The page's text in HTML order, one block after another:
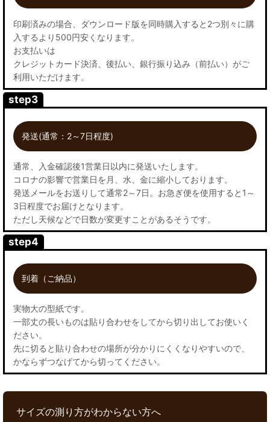
印刷済みの場合、ダウンロード版を同時購入すると2つ別々に購
入するより500円安くなります。
お支払いは
クレジットカード決済、後払い、銀行振り込み（前払い）がご
利用いただけます。
step3
発送(通常：2～7日程度)
通常、入金確認後1営業日以内に発送いたします。
コロナの影響で営業日を月、水、金に縮小しております。
発送メールをお送りして通常2～7日。お急ぎ便を使用すると1～
3日程度でお届けとなります。
ただし天候などで日数が変更すことがあるそうです。
step4
到着（ご納品）
実物大の型紙です。
一部丈の長いものは貼り合わせをしてから切り出してお使いく
ださい。
先に切ると貼り合わせの場所が分かりにくくなりやすいので、
かならずつなげてから切ってください。
サイズの測り方がわからない方へ